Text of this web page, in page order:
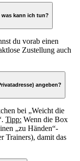
kann ich tun?
du vorab einen
Zustellung auch
angeben?
bei „Weicht die
Tipp: Wenn die Box
„zu Händen“-
Trainers), damit das